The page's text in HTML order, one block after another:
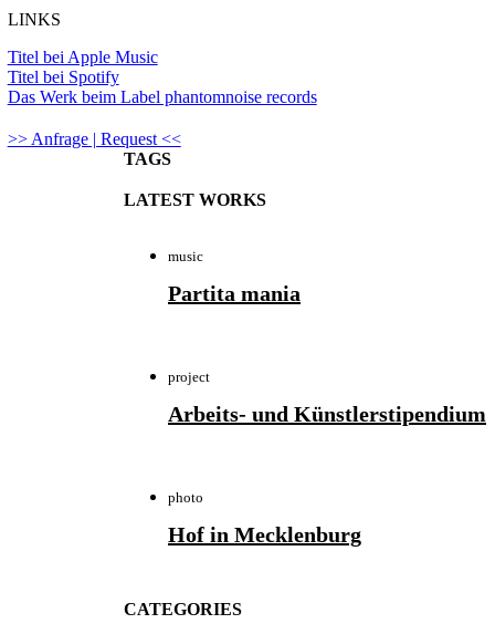
LINKS
Titel bei Apple Music
Titel bei Spotify
Das Werk beim Label phantomnoise records
>> Anfrage | Request <<
TAGS
LATEST WORKS
music
Partita mania
project
Arbeits- und Künstlerstipendium
photo
Hof in Mecklenburg
CATEGORIES